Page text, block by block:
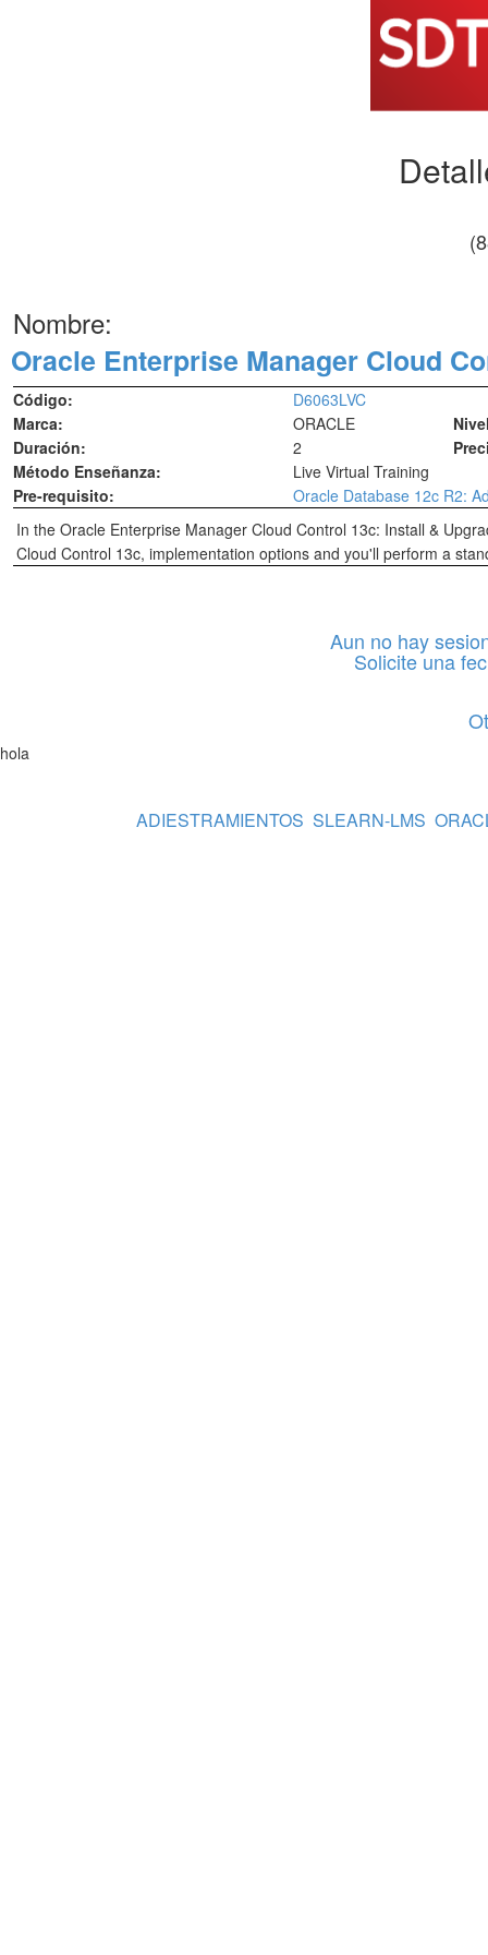
Nombre:
Oracle Enterprise Manager Cloud
Código:
D6063LVC
Marca:
ORACLE
Duración:
2
Método Enseñanza:
Live Virtual Training
Pre-requisito:
Oracle Database 12c R2:
In the Oracle Enterprise Manager Cloud Control 13c: Install &
Cloud Control 13c, implementation options and you'll perform a
Aun no hay
Solicite una
hola
ADIESTRAMIENTOS SLEARN-LMS